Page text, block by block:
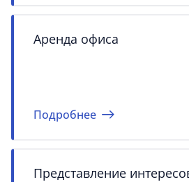
Аренда офиса
Подробнее
Представление